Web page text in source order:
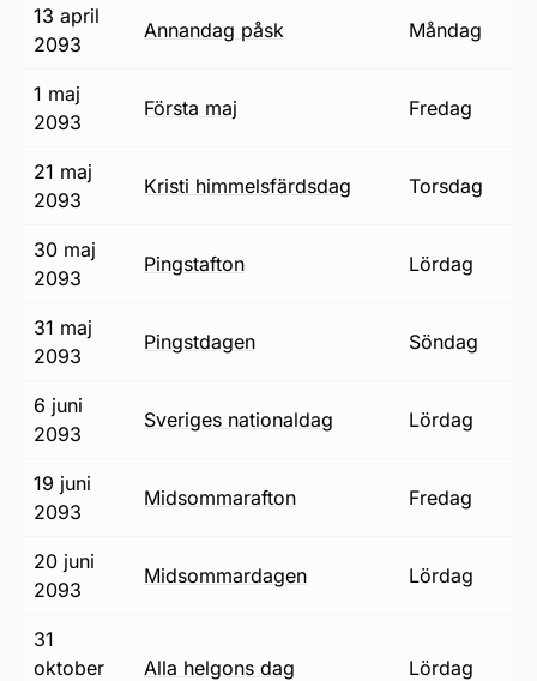
13 april
2093
annandag påsk måndag
1 maj
2093
första maj fredag
21 maj
2093
Kristi himmelsfärdsdag torsdag
30 maj
2093
pingstafton lördag
31 maj
2093
pingstdagen söndag
6 juni
2093
Sveriges nationaldag lördag
19 juni
2093
midsommarafton fredag
20 juni
2093
midsommardagen lördag
31
oktober
alla helgons dag lördag